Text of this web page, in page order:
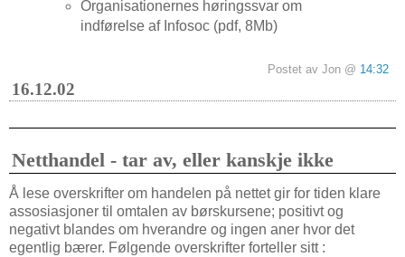
Organisationernes høringssvar om
indførelse af Infosoc (pdf, 8Mb)
Postet av Jon @ 14:32
16.12.02
Netthandel - tar av, eller kanskje ikke
Å lese overskrifter om handelen på nettet gir for tiden klare
assosiasjoner til omtalen av børskursene; positivt og
negativt blandes om hverandre og ingen aner hvor det
egentlig bærer. Følgende overskrifter forteller sitt :